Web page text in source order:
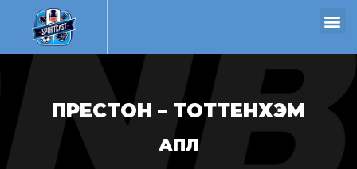
ПРЕСТОН – ТОТТЕНХЭМ
АПЛ